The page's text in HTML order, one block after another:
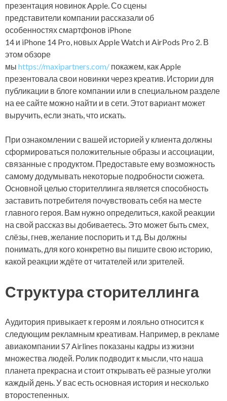
презентация новинок Apple. Со сцены
представители компании рассказали об
особенностях смартфонов iPhone
14 и iPhone 14 Pro, новых Apple Watch и AirPods Pro 2. В
этом обзоре
мы https://maxipartners.com/ покажем, как Apple
презентовала свои новинки через креатив. Истории для
публикации в блоге компании или в специальном разделе
на ее сайте можно найти и в сети. Этот вариант может
выручить, если знать, что искать.
При ознакомлении с вашей историей у клиента должны
сформироваться положительные образы и ассоциации,
связанные с продуктом. Предоставьте ему возможность
самому додумывать некоторые подробности сюжета.
Основной целью сторителлинга является способность
заставить потребителя почувствовать себя на месте
главного героя. Вам нужно определиться, какой реакции
на свой рассказ вы добиваетесь. Это может быть смех,
слёзы, гнев, желание поспорить и т.д. Вы должны
понимать, для кого конкретно вы пишите свою историю,
какой реакции ждёте от читателей или зрителей.
Структура сторителлинга
Аудитория привыкает к героям и лояльно относится к
следующим рекламным креативам. Например, в рекламе
авиакомпании S7 Airlines показаны кадры из жизни
множества людей. Ролик подводит к мысли, что наша
планета прекрасна и стоит открывать её разные уголки
каждый день. У вас есть основная история и несколько
второстепенных.